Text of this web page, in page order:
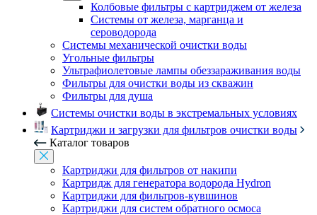
Колбовые фильтры с картриджем от железа
Системы от железа, марганца и
сероводорода
Системы механической очистки воды
Угольные фильтры
Ультрафиолетовые лампы обеззараживания воды
Фильтры для очистки воды из скважин
Фильтры для душа
Системы очистки воды в экстремальных условиях
Картриджи и загрузки для фильтров очистки воды
Каталог товаров
Картриджи для фильтров от накипи
Картридж для генератора водорода Hydron
Картриджи для фильтров-кувшинов
Картриджи для систем обратного осмоса